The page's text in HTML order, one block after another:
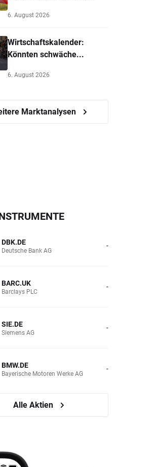
6. August 2026
Wirtschaftskalender:
Könnten schwäche...
6. August 2026
Marktanalysen
DBK.DE
Deutsche Bank AG -
BARC.UK
Barclays PLC -
SIE.DE
Siemens AG -
BMW.DE
Bayerische Motoren Werke AG -
Alle Aktien